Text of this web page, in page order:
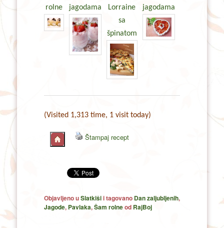
rolne
jagodama
Lorraine
sa
špinatom
jagodama
(Visited 1,313 time, 1 visit today)
Štampaj recept
Objavljeno uSlatkišii tagovano Dan zaljubljenih,
Jagode, Pavlaka,Šam rolneod RajBoj